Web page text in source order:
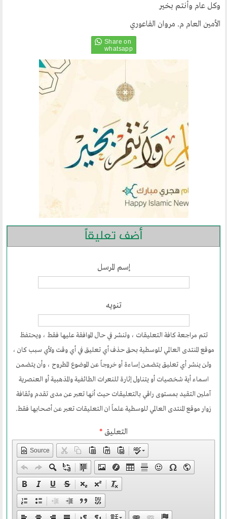
الحوار الحضاري
الحوار في القران الكريم
الحوار في الاسلام
المحاضرات
مركز الدراسات
نشاطاتنا
أقسام المنتدى
إصدارات الوسطية
قطاع المرأة
قطاع الشباب
قالوا في المنتدى
أخبار العالم الاسلامي
التدريب
جديد المؤتمرات
طلب توظيف
وكل عام وأنتم بخير
الأمين العام م. مروان الفاعوري
أضف تعليقاً
إسم المرسل
تنويه
تتم مراجعة كافة التعليقات ، وتنشر في حال الموافقة عليها فقط ، ويحتفظ
موقع المنتدى العالمي للوسطية بحق حذف أي تعليق في أي وقت ولأي سبب كان ،
ولن ينشر أي تعليق يتضمن إساءة أو خروجاً عن الموضوع المطروح ، وأن يتضمن
اسماء أية شخصيات أو يتناول إثارة للنعرات الطائفية والمذهبية أو العنصرية
آملين التقيد بمستوى راقي بالتعليقات حيث أنها تعبر عن مدى تقدم وثقافة
زوار موقع المنتدى العالمي للوسطية علماً ان التعليقات تعبر عن أصحابها فقط.
التعليق *
Source